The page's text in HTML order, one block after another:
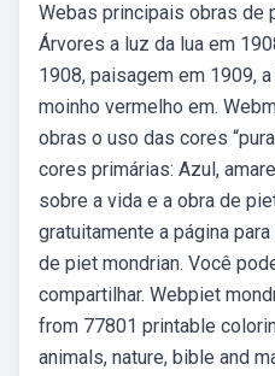
Webas principais obras de
Árvores a luz da lua em
1908, paisagem em 1909,
moinho vermelho em.
obras o uso das cores
cores primárias: Azul,
sobre a vida e a obra de
gratuitamente a página
de piet mondrian. Você
compartilhar. Webpiet
from 77801 printable
animals, nature, bible and